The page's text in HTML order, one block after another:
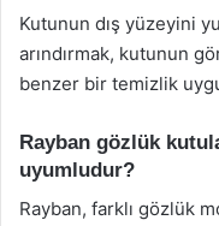
Kutunun dış yüzeyini
arındırmak, kutunun
benzer bir temizlik
Rayban gözlük
uyumludur?
Rayban, farklı gözlük